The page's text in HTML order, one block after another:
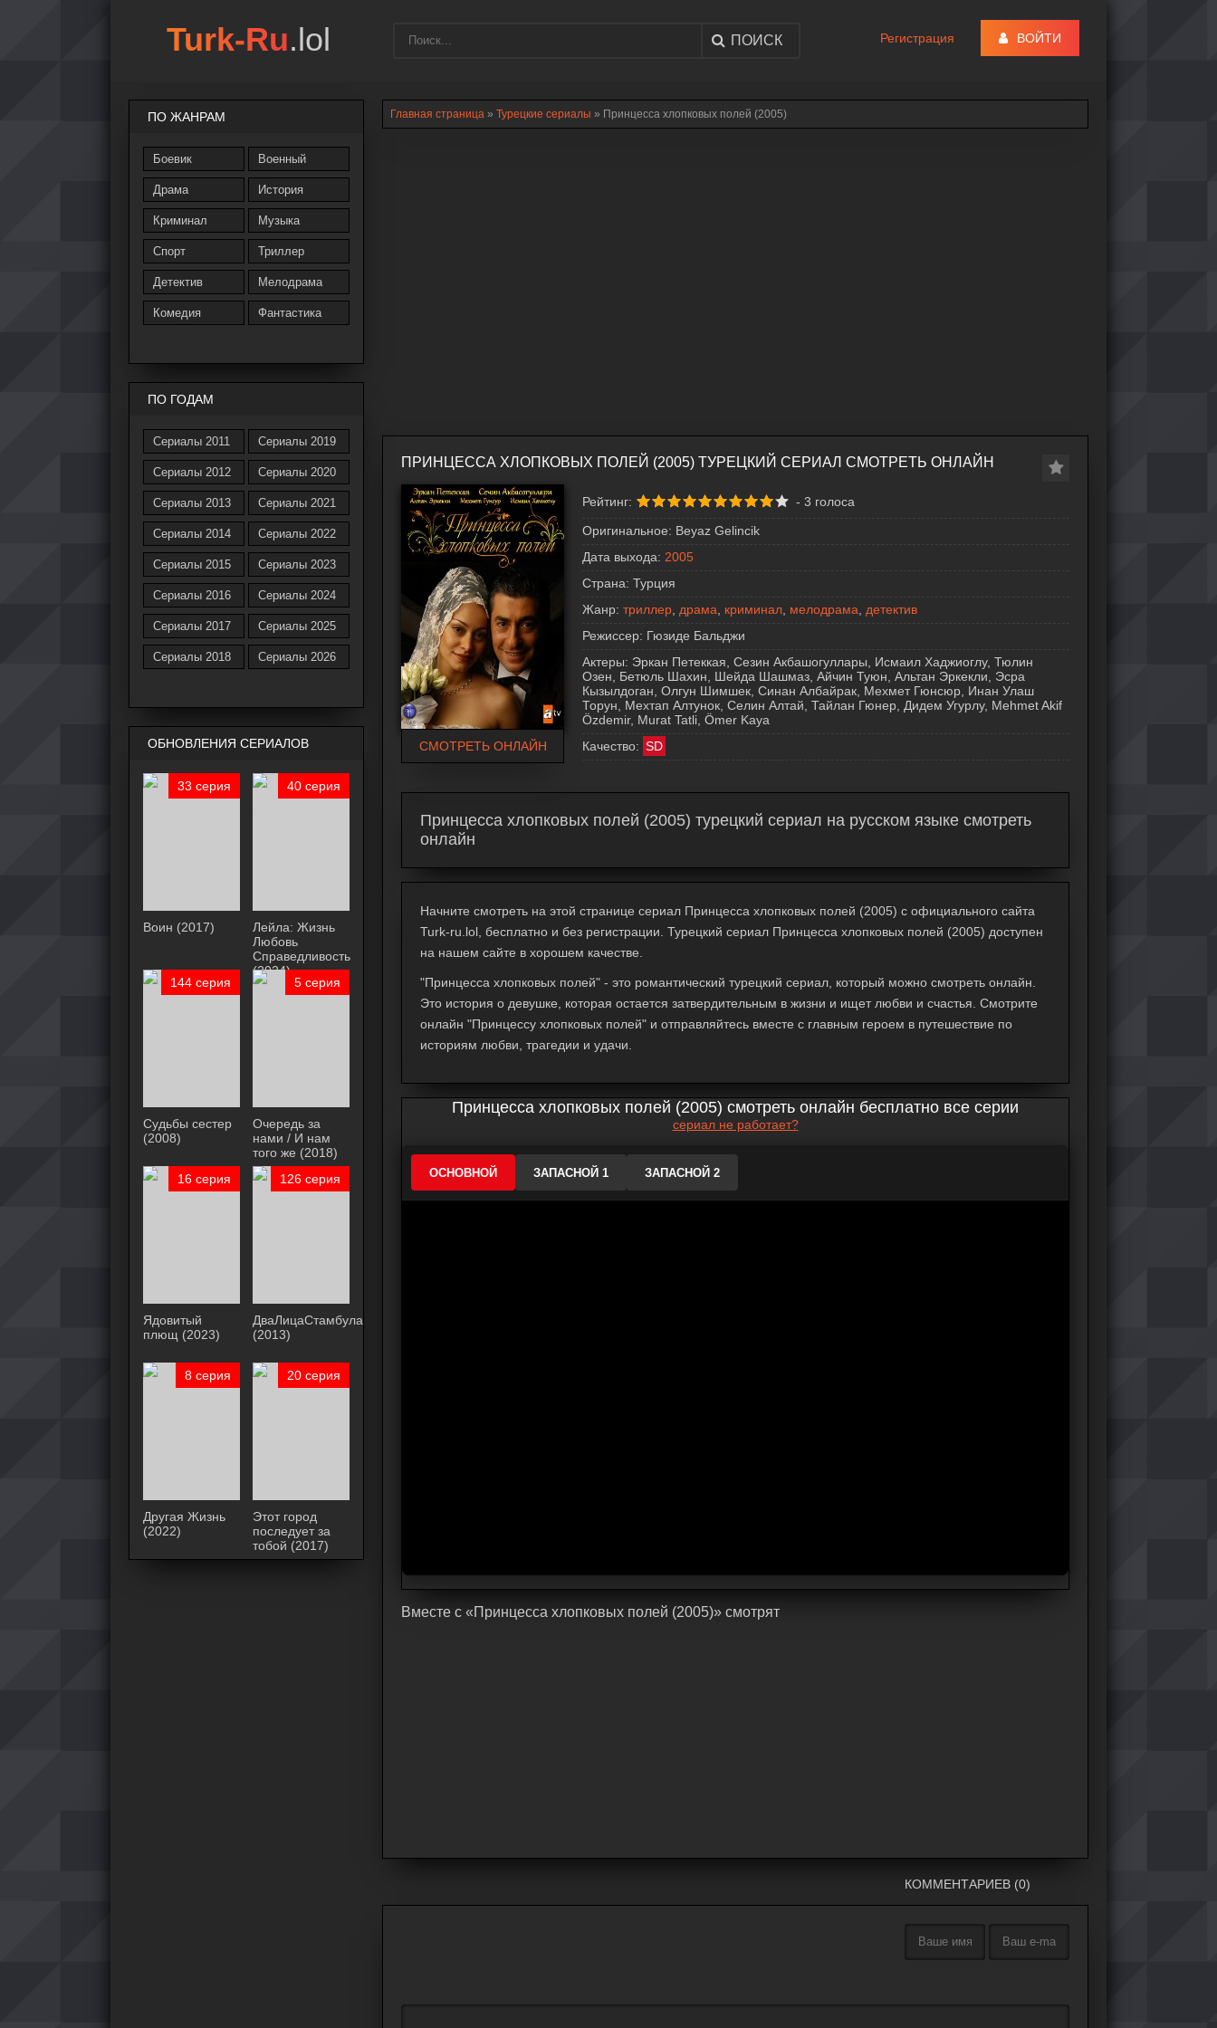
Главная страница » Турецкие сериалы » Принцесса хлопковых полей (2005)
ПРИНЦЕССА ХЛОПКОВЫХ ПОЛЕЙ (2005) ТУРЕЦКИЙ СЕРИАЛ СМОТРЕТЬ ОНЛАЙН
СМОТРЕТЬ ОНЛАЙН
Рейтинг: - 3 голоса
Оригинальное: Beyaz Gelincik
Дата выхода: 2005
Страна: Турция
Жанр: триллер драма криминал мелодрама
детектив
Режиссер: Гюзиде Бальджи
Актеры: Эркан Петеккая, Сезин Акбашогуллары, Исмаил Хаджиоглу, Тюлин
Озен, Бетюль Шахин, Шейда Шашмаз, Айчин Туюн, Альтан Эркекли, Эсра
Кызылдоган, Олгун Шимшек, Синан Албайрак, Мехмет Гюнсюр, Инан Улаш
Торун, Мехтап Алтунок, Селин Алтай, Тайлан Гюнер, Дидем Угурлу, Mehmet Akif
Özdemir, Murat Tatli, Ömer Kaya
Качество: SD
Принцесса хлопковых полей (2005) турецкий сериал на русском языке смотреть
онлайн
Начните смотреть на этой странице сериал Принцесса хлопковых полей (2005) с официального сайта
Turk-ru.lol, бесплатно и без регистрации. Турецкий сериал Принцесса хлопковых полей (2005) доступен
на нашем сайте в хорошем качестве.
"Принцесса хлопковых полей" - это романтический турецкий сериал, который можно смотреть онлайн.
Это история о девушке, которая остается затвердительным в жизни и ищет любви и счастья. Смотрите
онлайн "Принцессу хлопковых полей" и отправляйтесь вместе с главным героем в путешествие по
историям любви, трагедии и удачи.
Принцесса хлопковых полей (2005) смотреть онлайн бесплатно все серии
сериал не работает?
ОСНОВНОЙ ЗАПАСНОЙ 1 ЗАПАСНОЙ 2
Bмecтe c «Принцесса хлопковых полей (2005)» cмoтpят
КОММЕНТАРИЕВ (0)
ПО ЖАНРАМ
Боевик
Драма
Криминал
Спорт
Детектив
Комедия
Военный
История
Музыка
Триллер
Мелодрама
Фантастика
ПО ГОДАМ
Сериалы 2011
Сериалы 2012
Сериалы 2013
Сериалы 2014
Сериалы 2015
Сериалы 2016
Сериалы 2017
Сериалы 2018
Сериалы 2019
Сериалы 2020
Сериалы 2021
Сериалы 2022
Сериалы 2023
Сериалы 2024
Сериалы 2025
Сериалы 2026
ОБНОВЛЕНИЯ СЕРИАЛОВ
33 серия
Воин (2017)
40 серия
Лейла: Жизнь
Любовь
Справедливость
(2024)
144 серия
Судьбы сестер
(2008)
5 серия
Очередь за
нами / И нам
того же (2018)
16 серия
Ядовитый
плющ (2023)
126 серия
ДваЛицаСтамбула
(2013)
8 серия
Другая Жизнь
(2022)
20 серия
Этот город
последует за
тобой (2017)
Turk-Ru.lol ПОИСК Регистрация ВОЙТИ